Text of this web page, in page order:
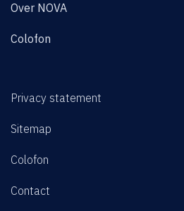
Over NOVA
Colofon
Privacy statement
Sitemap
Colofon
Contact